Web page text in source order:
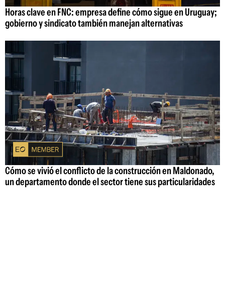
Horas clave en FNC: empresa define cómo sigue en Uruguay;
gobierno y sindicato también manejan alternativas
Cómo se vivió el conflicto de la construcción en Maldonado,
un departamento donde el sector tiene sus particularidades